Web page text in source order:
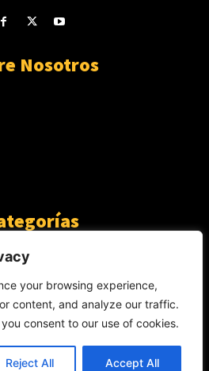
your browsing experience,
content, and analyze our traffic.
consent to our use of cookies.
Reject All Accept All
Nosotros
DE SEDA
DE LA PALABRA
QUE SÉ
423
NOTICIAS
234
CATEGORÍA
174